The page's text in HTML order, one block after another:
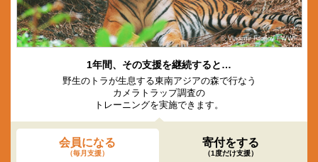
© Vladimir Filonov / WWF
1年間、その支援を継続すると…
野生のトラが生息する東南アジアの森で行なう
カメラトラップ調査の
トレーニングを実施できます。
会員になる
（毎月支援）
寄付をする
（1度だけ支援）